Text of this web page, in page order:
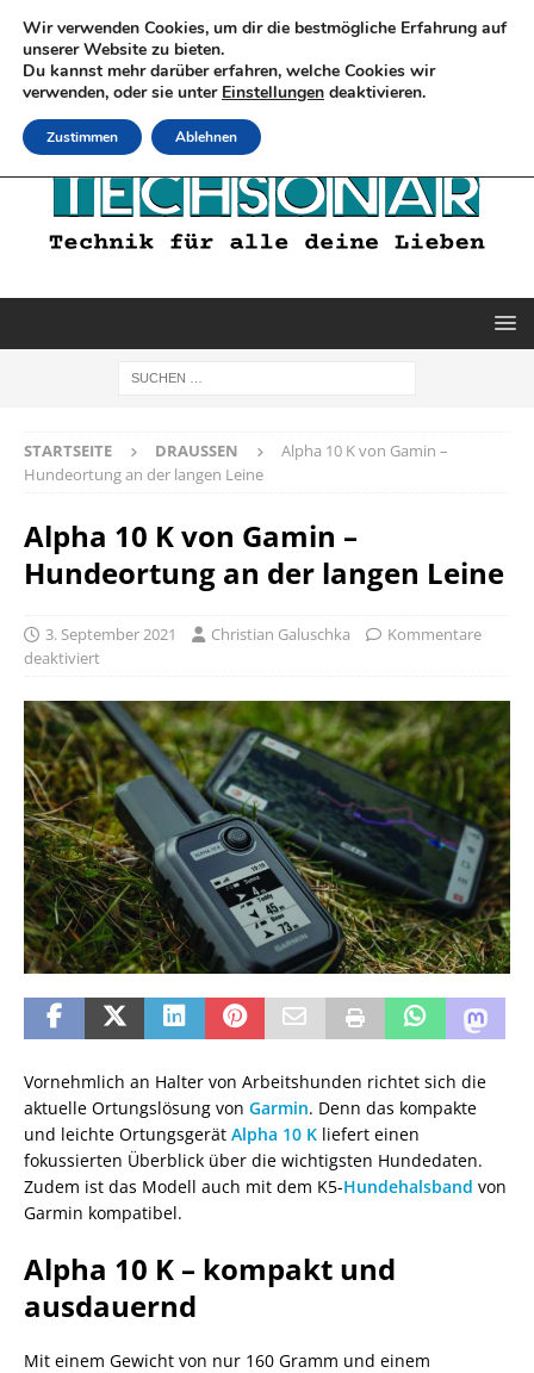
STARTSEITE DRAUSSEN
Alpha 10 K von Gamin –
Hundeortung an der langen Leine
Alpha 10 K von Gamin –
Hundeortung an der langen Leine
3. September 2021 Christian Galuschka
Kommentare
deaktiviert
Vornehmlich an Halter von Arbeitshunden richtet sich die
aktuelle Ortungslösung von Garmin. Denn das kompakte
und leichte Ortungsgerät Alpha 10 K liefert einen
fokussierten Überblick über die wichtigsten Hundedaten.
Zudem ist das Modell auch mit dem K5-Hundehalsband von
Garmin kompatibel.
Alpha 10 K – kompakt und
ausdauernd
Mit einem Gewicht von nur 160 Gramm und einem
Wir verwenden Cookies, um dir die bestmögliche Erfahrung auf
unserer Website zu bieten.
Du kannst mehr darüber erfahren, welche Cookies wir
verwenden, oder sie unter Einstellungen deaktivieren.
Zustimmen Ablehnen